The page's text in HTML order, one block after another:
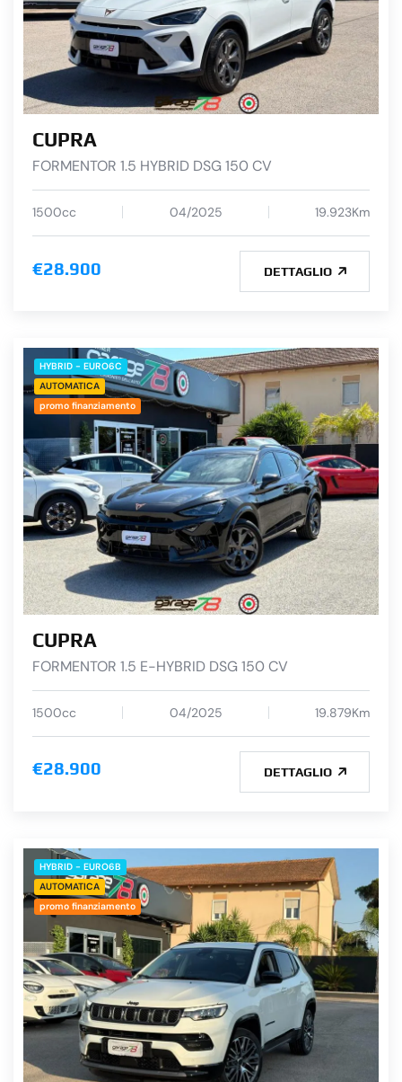
CUPRA
FORMENTOR 1.5 HYBRID DSG 150 CV
1500cc 04/2025 19.923Km
€28.900 DETTAGLIO
HYBRID - EURO6C
AUTOMATICA
promo finanziamento
CUPRA
FORMENTOR 1.5 E-HYBRID DSG 150 CV
1500cc 04/2025 19.879Km
€28.900 DETTAGLIO
HYBRID - EURO6B
AUTOMATICA
promo finanziamento